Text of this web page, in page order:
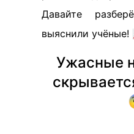
Давайте
выяснили учёные!
Ужасные